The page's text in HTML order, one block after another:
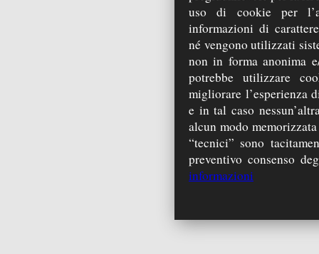
uso di cookie per
informazioni di
né vengono utilizzati
non in forma anonima
potrebbe utilizzare
migliorare l’esperienza
e in tal caso
alcun modo
“tecnici” sono
preventivo consenso
informazioni